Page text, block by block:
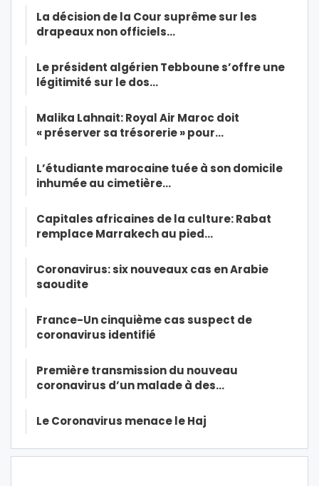
La décision de la Cour suprême sur les
drapeaux non officiels…
Le président algérien Tebboune s’offre une
légitimité sur le dos…
Malika Lahnait: Royal Air Maroc doit
« préserver sa trésorerie » pour…
L’étudiante marocaine tuée à son domicile
inhumée au cimetière…
Capitales africaines de la culture: Rabat
remplace Marrakech au pied…
Coronavirus: six nouveaux cas en Arabie
saoudite
France-Un cinquième cas suspect de
coronavirus identifié
Première transmission du nouveau
coronavirus d’un malade à des…
Le Coronavirus menace le Haj